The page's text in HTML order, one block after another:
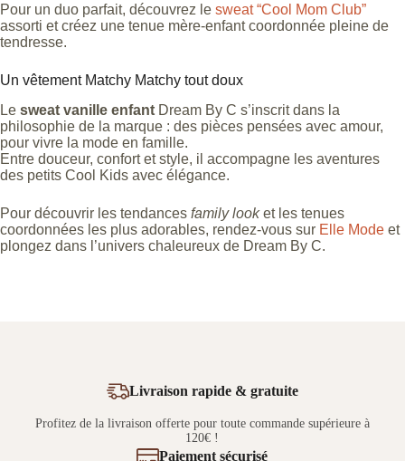
Pour un duo parfait, découvrez le sweat “Cool Mom Club”
assorti et créez une tenue mère-enfant coordonnée pleine de
tendresse.
Un vêtement Matchy Matchy tout doux
Le sweat vanille enfant Dream By C s’inscrit dans la
philosophie de la marque : des pièces pensées avec amour,
pour vivre la mode en famille.
Entre douceur, confort et style, il accompagne les aventures
des petits Cool Kids avec élégance.
Pour découvrir les tendances family looket les tenues
coordonnées les plus adorables, rendez-vous sur Elle Mode et
plongez dans l’univers chaleureux de Dream By C.
Livraison rapide & gratuite
Profitez de la livraison offerte pour toute commande supérieure à
120€ !
Paiement sécurisé